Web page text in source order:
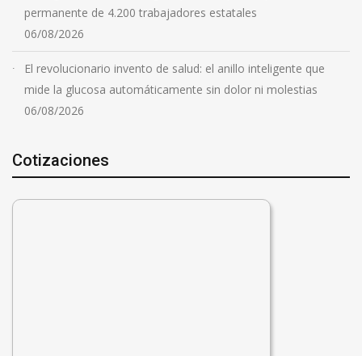
permanente de 4.200 trabajadores estatales
06/08/2026
El revolucionario invento de salud: el anillo inteligente que
mide la glucosa automáticamente sin dolor ni molestias
06/08/2026
Cotizaciones